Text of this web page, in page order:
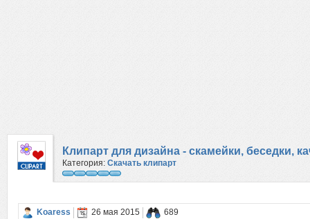
Клипарт для дизайна - скамейки, беседки,
мебель
Категория: Скачать клипарт
Koaress 26 мая 2015 689